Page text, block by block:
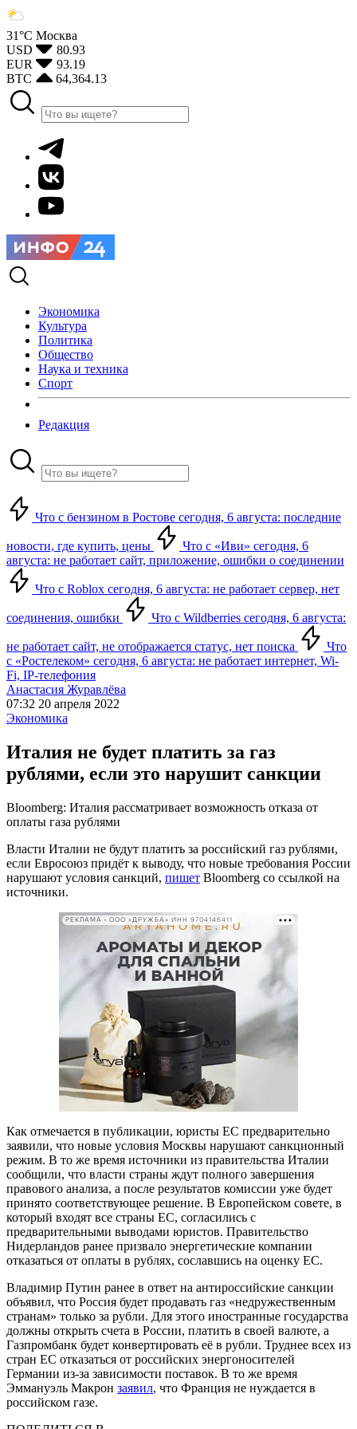
31°С Москва
USD
80.93
EUR
93.19
BTC
64,364.13
Экономика
Культура
Политика
Общество
Наука и техника
Спорт
Редакция
Что с бензином в Ростове сегодня, 6 августа: последние
новости, где купить, цены
Что с «Иви» сегодня, 6
августа: не работает сайт, приложение, ошибки о соединении
Что с Roblox сегодня, 6 августа: не работает сервер, нет
соединения, ошибки Что с Wildberries сегодня, 6 августа:
не работает сайт, не отображается статус, нет поиска
Что
с «Ростелеком» сегодня, 6 августа: не работает интернет, Wi-
Fi, IP-телефония
Анастасия Журавлёва
07:32 20 апреля 2022
Экономика
Италия не будет платить за газ
рублями, если это нарушит санкции
Bloomberg: Италия рассматривает возможность отказа от
оплаты газа рублями
Власти Италии не будут платить за российский газ рублями,
если Евросоюз придёт к выводу, что новые требования России
нарушают условия санкций, пишет Bloomberg со ссылкой на
источники.
РЕКЛАМА • ООО «ДРУЖБА» ИНН 9704146411
Как отмечается в публикации, юристы ЕС предварительно
заявили, что новые условия Москвы нарушают санкционный
режим. В то же время источники из правительства Италии
сообщили, что власти страны ждут полного завершения
правового анализа, а после результатов комиссии уже будет
принято соответствующее решение. В Европейском совете, в
который входят все страны ЕС, согласились с
предварительными выводами юристов. Правительство
Нидерландов ранее призвало энергетические компании
отказаться от оплаты в рублях, сославшись на оценку ЕС.
Владимир Путин ранее в ответ на антироссийские санкции
объявил, что Россия будет продавать газ «недружественным
странам» только за рубли. Для этого иностранные государства
должны открыть счета в России, платить в своей валюте, а
Газпромбанк будет конвертировать её в рубли. Труднее всех из
стран ЕС отказаться от российских энергоносителей
Германии из-за зависимости поставок. В то же время
Эммануэль Макрон заявил, что Франция не нуждается в
российском газе.